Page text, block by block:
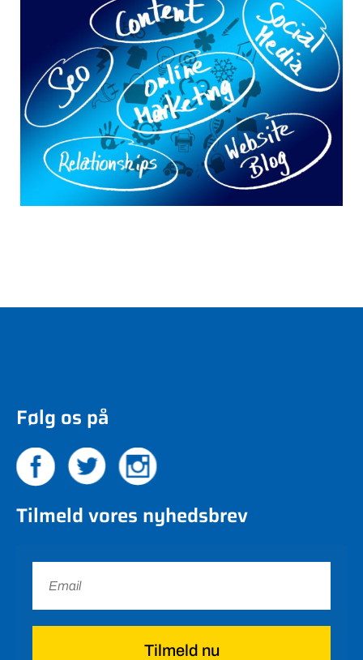
Følg os på
Tilmeld vores nyhedsbrev
Tilmeld nu